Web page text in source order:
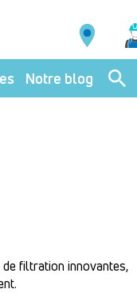
Notre blog
filtration innovantes,